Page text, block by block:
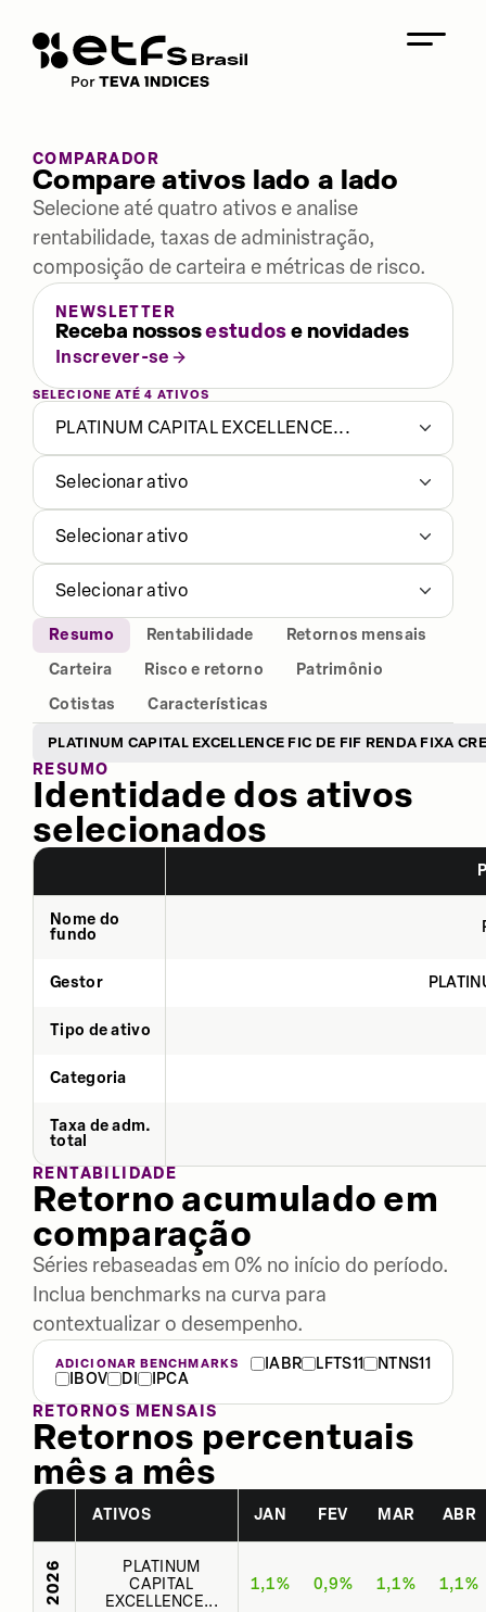
COMPARADOR
Compare ativos lado a lado
Selecione até quatro ativos e analise
rentabilidade, taxas de administração,
composição de carteira e métricas de risco.
NEWSLETTER
Receba nossosestudose novidades
Inscrever-se
SELECIONE ATÉ 4 ATIVOS
PLATINUM CAPITAL EXCELLENCE...
Selecionar ativo
Selecionar ativo
Selecionar ativo
Resumo Rentabilidade
Retornos mensais
Carteira
Risco e retorno
Patrimônio
Cotistas
Características
PLATINUM CAPITAL EXCELLENCE FIC DE FIF RENDA FIXA
RESUMO
Identidade dos ativos
selecionados
Nome do
fundo
Gestor
Tipo de ativo
Categoria
Taxa de adm.
total
RENTABILIDADE
Retorno acumulado em
comparação
Séries rebaseadas em 0% no início do período.
Inclua benchmarks na curva para
contextualizar o desempenho.
ADICIONAR BENCHMARKS IABR LFTS11
NTNS11
IBOV
DI
IPCA
RETORNOS MENSAIS
Retornos percentuais
mês a mês
ATIVOS JAN FEV MAR ABR
2026
PLATINUM
CAPITAL
EXCELLENCE...
1,1% 0,9% 1,1% 1,1%